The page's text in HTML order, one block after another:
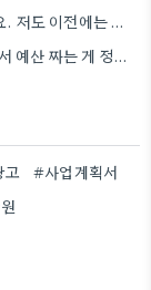
롱테일 키워드를 활용하는 전략은 정말 핵심이네요. 저도 이전에는 너무 넓은 범위의 키워드에 집중해서 예산을 낭비했던…
키워드 도구 활용 팁 좋네요! CPC 정보 확인하면서 예산 짜는 게 정말 중요할 것 같아요.
고
#사업계획서